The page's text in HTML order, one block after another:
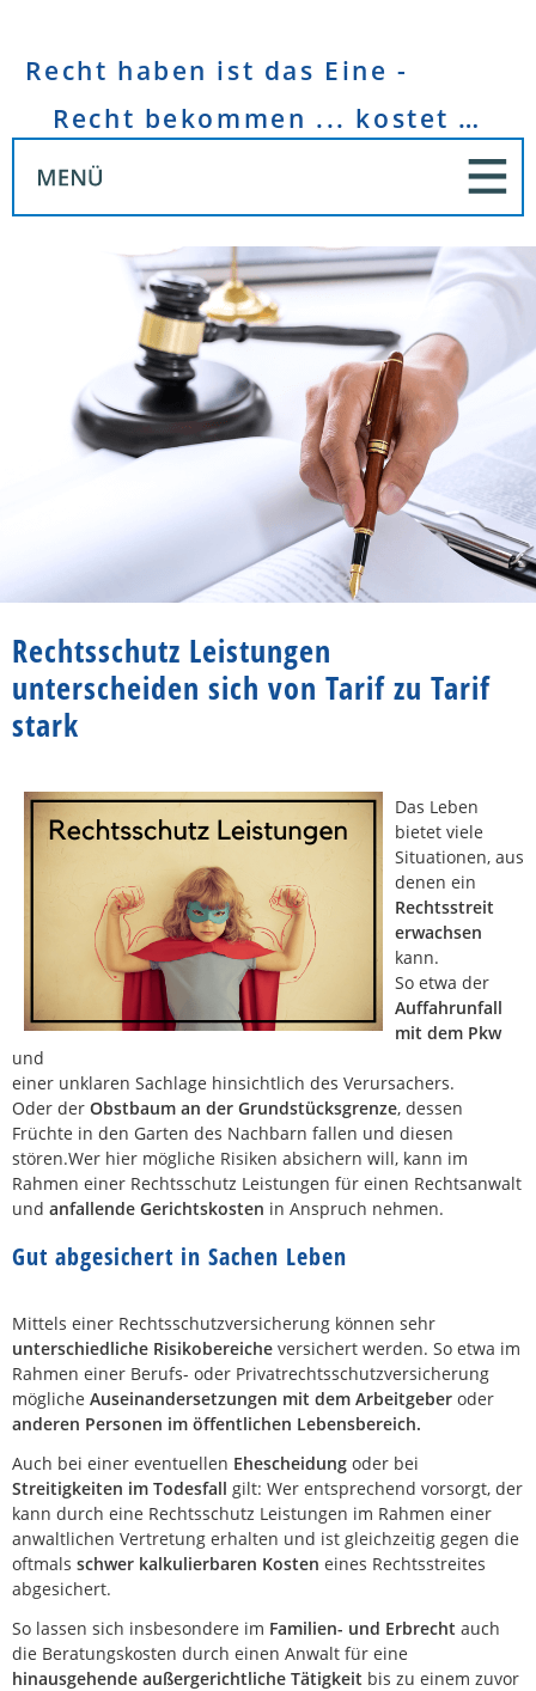
Recht haben ist das Eine -
Recht bekommen ... kostet Geld!
Rechtsschutz Leistungen
unterscheiden sich von Tarif zu Tarif
stark
Das Leben
bietet viele
Situationen, aus
denen ein
Rechtsstreit
erwachsen
kann.
So etwa der
Auffahrunfall
mit dem Pkw
und
einer unklaren Sachlage hinsichtlich des Verursachers.
Oder der Obstbaum an der Grundstücksgrenze, dessen
Früchte in den Garten des Nachbarn fallen und diesen
stören.Wer hier mögliche Risiken absichern will, kann im
Rahmen einer Rechtsschutz Leistungen für einen Rechtsanwalt
und anfallende Gerichtskosten in Anspruch nehmen.
Gut abgesichert in Sachen Leben
Mittels einer Rechtsschutzversicherung können sehr
unterschiedliche Risikobereiche versichert werden. So etwa im
Rahmen einer Berufs- oder Privatrechtsschutzversicherung
mögliche Auseinandersetzungen mit dem Arbeitgeber oder
anderen Personen im öffentlichen Lebensbereich.
Auch bei einer eventuellen Ehescheidung oder bei
Streitigkeiten im Todesfall gilt: Wer entsprechend vorsorgt, der
kann durch eine Rechtsschutz Leistungen im Rahmen einer
anwaltlichen Vertretung erhalten und ist gleichzeitig gegen die
oftmals schwer kalkulierbaren Kosten eines Rechtsstreites
abgesichert.
So lassen sich insbesondere im Familien- und Erbrecht auch
die Beratungskosten durch einen Anwalt für eine
hinausgehende außergerichtliche Tätigkeit bis zu einem zuvor